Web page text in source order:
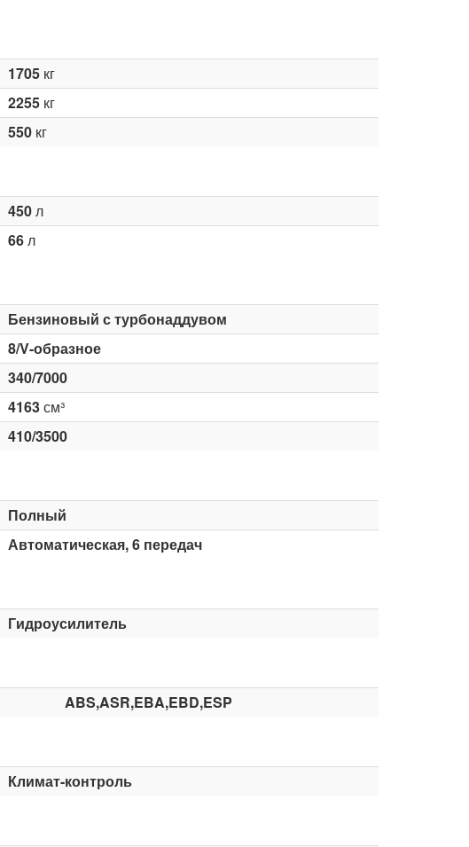
1705кг
2255кг
550кг
450л
66л
Бензиновый с турбонаддувом
8/V-образное
340/7000
4163см³
410/3500
Полный
Автоматическая, 6 передач
Гидроусилитель
ABS,ASR,EBA,EBD,ESP
Климат-контроль